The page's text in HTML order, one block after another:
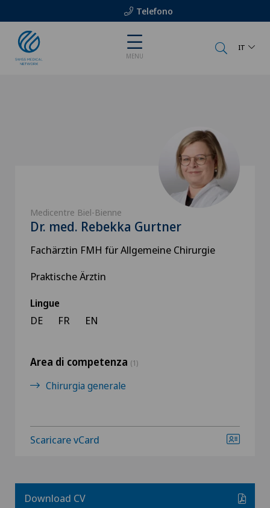
Telefono
MENU
IT
Medicentre Biel-Bienne
Dr. med. Rebekka Gurtner
Fachärztin FMH für Allgemeine Chirurgie
Praktische Ärztin
Lingue
DE FR EN
Area di competenza (1)
Chirurgia generale
Scaricare vCard
Download CV